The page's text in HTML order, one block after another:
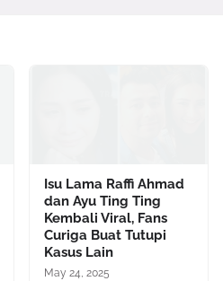
Isu Lama Raffi Ahmad
dan Ayu Ting Ting
Kembali Viral, Fans
Curiga Buat Tutupi
Kasus Lain
May 24, 2025